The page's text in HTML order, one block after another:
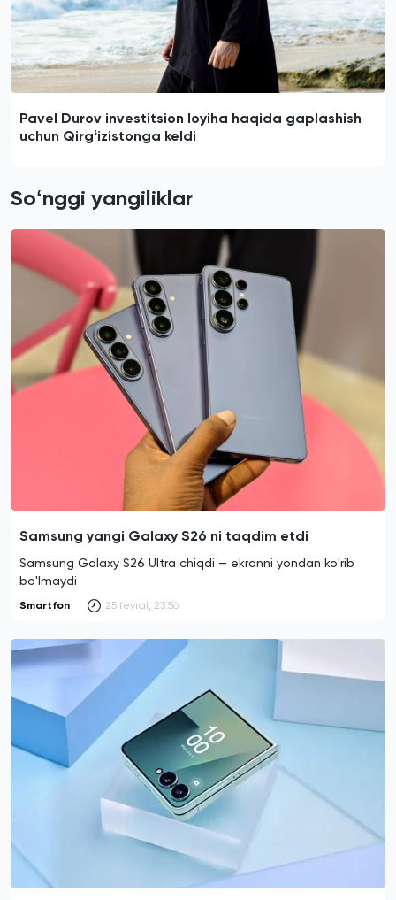
Pavel Durov investitsion loyiha haqida gaplashish
uchun Qirgʻizistonga keldi
Soʻnggi yangiliklar
Samsung yangi Galaxy S26 ni taqdim etdi
Samsung Galaxy S26 Ultra chiqdi — ekranni yondan ko'rib
bo'lmaydi
Smartfon 25 fevral, 23:56